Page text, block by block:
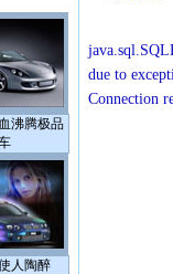
沸腾极品
人陶醉
due to
Connection